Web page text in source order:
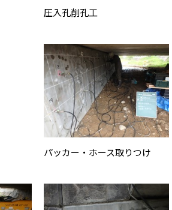
圧入孔削孔工
パッカー・ホース取りつけ